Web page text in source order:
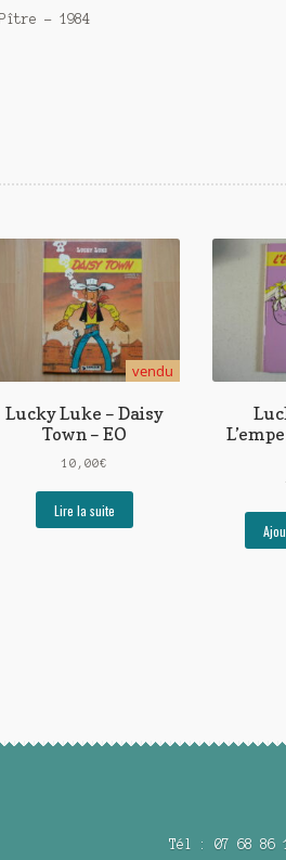
– 1984
vendu
Lucky Luke – Daisy
Town – EO
10,00€
Lire la suite
Tél : 07 68 86